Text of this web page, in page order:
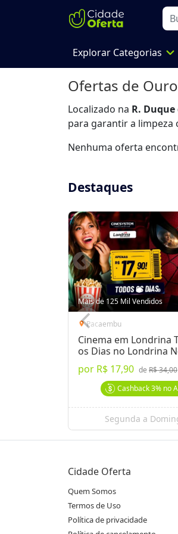
Explorar Categorias expand_more
Ofertas de
Localizado na R. Duque
para garantir a limpeza
Nenhuma oferta
Destaques
Mais de 125 Mil Vendidos
location_onPacaembu
Cinema em Londrina
os Dias no Londrina
Shop.
por R$ 17,90 de R$ 34,00
Cashback3%no
Segunda a
Cidade Oferta
Quem Somos
Termos de Uso
Política de privacidade